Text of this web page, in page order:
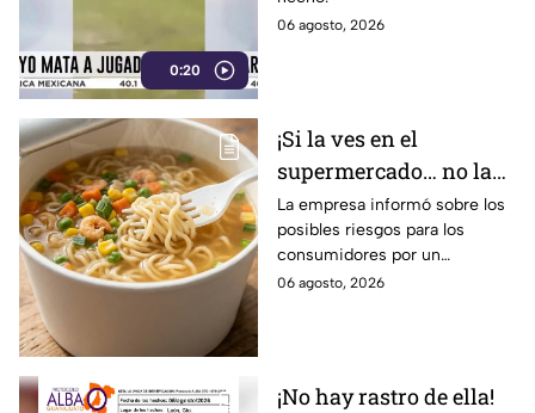
0:20
partido
06 agosto, 2026
¡Si la ves en el
supermercado… no la
compres! Retiran
reconocida sopa
instantánea por riesgo
en uno de sus
La empresa informó sobre los
posibles riesgos para los
consumidores por un
ingrediente extra en el
06 agosto, 2026
¡No hay rastro de ella!